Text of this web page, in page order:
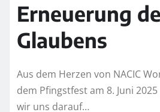
Erneuerung
Glaubens
Aus dem Herzen von NACIC
dem Pfingstfest am 8. Juni
wir uns darauf…